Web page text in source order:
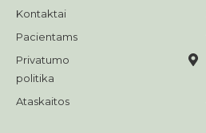
Kontaktai
Pacientams
Privatumo
politika
Ataskaitos